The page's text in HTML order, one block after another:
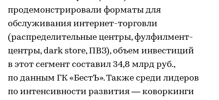
продемонстрировали форматы для
обслуживания интернет-торговли
(распределительные центры, фулфилмент-
центры, dark store, ПВЗ), объем инвестиций
в этот сегмент составил 34,8 млрд руб.,
по данным ГК «БестЪ». Также среди лидеров
по интенсивности развития — коворкинги